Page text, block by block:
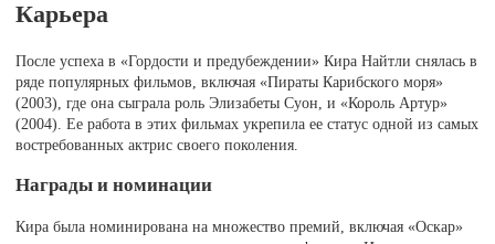
Карьера
После успеха в «Гордости и предубеждении» Кира Найтли снялась в
ряде популярных фильмов, включая «Пираты Карибского моря»
(2003), где она сыграла роль Элизабеты Суон, и «Король Артур»
(2004). Ее работа в этих фильмах укрепила ее статус одной из самых
востребованных актрис своего поколения.
Награды и номинации
Кира была номинирована на множество премий, включая «Оскар»